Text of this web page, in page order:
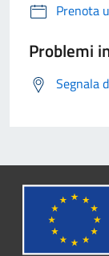
Prenota
Problemi
Segnala